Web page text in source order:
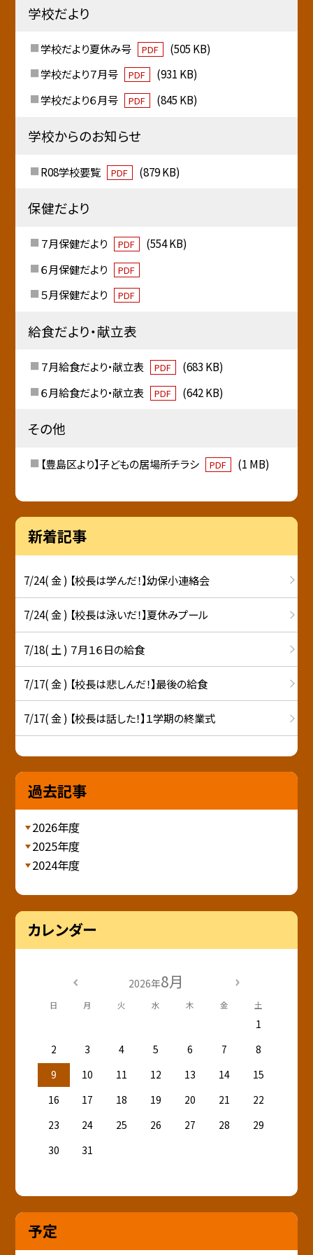
学校だより
学校だより夏休み号 PDF
(505 KB)
学校だより７月号
PDF
(931 KB)
学校だより６月号
PDF (845 KB)
学校からのお知らせ
R08学校要覧 PDF (879 KB)
保健だより
７月保健だより PDF
(554 KB)
６月保健だより
PDF
５月保健だより PDF
給食だより・献立表
７月給食だより・献立表 PDF
(683 KB)
６月給食だより・献立表
PDF (642 KB)
その他
【豊島区より】子どもの居場所チラシ PDF (1 MB)
新着記事
7/24( 金 ) 【校長は学んだ！】幼保小連絡会
7/24( 金 ) 【校長は泳いだ！】夏休みプール
7/18( 土 ) ７月１６日の給食
7/17( 金 ) 【校長は悲しんだ！】最後の給食
7/17( 金 ) 【校長は話した！】１学期の終業式
過去記事
2026年度
2025年度
2024年度
カレンダー
2026年8月
日 月 火 水 木 金 土
1
2
3 4 5 6 7
8
9
10 11 12 13 14
15
16
17 18 19 20 21
22
23
24 25 26 27 28
29
30
31
予定